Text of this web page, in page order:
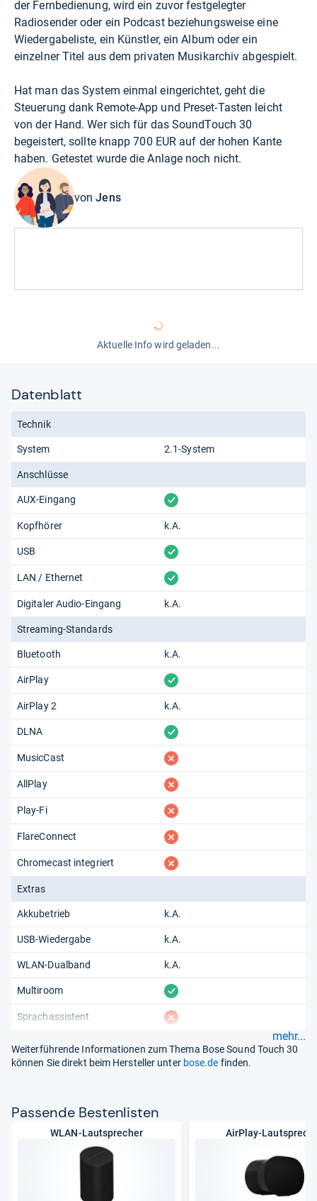
der Fernbedienung, wird ein zuvor festgelegter
Radiosender oder ein Podcast beziehungsweise eine
Wiedergabeliste, ein Künstler, ein Album oder ein
einzelner Titel aus dem privaten Musikarchiv abgespielt.
Hat man das System einmal eingerichtet, geht die
Steuerung dank Remote-App und Preset-Tasten leicht
von der Hand. Wer sich für das SoundTouch 30
begeistert, sollte knapp 700 EUR auf der hohen Kante
haben. Getestet wurde die Anlage noch nicht.
vonJens
Aktuelle Info wird geladen...
Datenblatt
Technik
System 2.1-System
Anschlüsse
AUX-Eingang vorhanden
Kopfhörer k.A.
USB vorhanden
LAN / Ethernet vorhanden
Digitaler Audio-Eingang k.A.
Streaming-Standards
Bluetooth k.A.
AirPlay vorhanden
AirPlay 2 k.A.
DLNA vorhanden
MusicCast fehlt
AllPlay fehlt
Play-Fi fehlt
FlareConnect fehlt
Chromecast integriert fehlt
Extras
Akkubetrieb k.A.
USB-Wiedergabe k.A.
WLAN-Dualband k.A.
Multiroom vorhanden
Sprachassistent fehlt
mehr...
Weiterführende Informationen zum Thema Bose Sound Touch 30
können Sie direkt beim Hersteller unter bose.de finden.
Pas­sende Bes­ten­lis­ten
WLAN-Lautsprecher AirPlay-